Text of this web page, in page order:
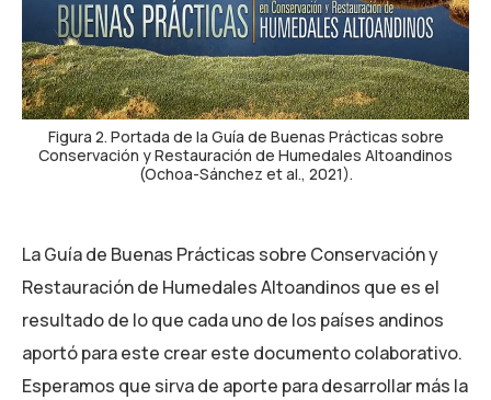
Figura 2. Portada de la Guía de Buenas Prácticas sobre
Conservación y Restauración de Humedales Altoandinos
(Ochoa-Sánchez et al., 2021).
La Guía de Buenas Prácticas sobre Conservación y
Restauración de Humedales Altoandinos que es el
resultado de lo que cada uno de los países andinos
aportó para este crear este documento colaborativo.
Esperamos que sirva de aporte para desarrollar más la